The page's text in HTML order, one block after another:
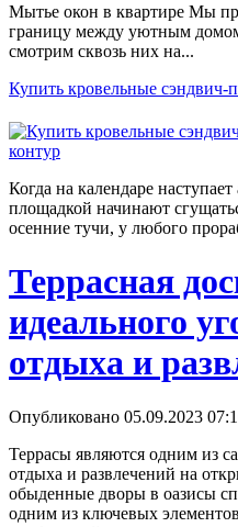
Мытье окон в квартире Мы
границу между уютным
смотрим сквозь них на...
Купить кровельные
Когда на календаре
площадкой начинают
осенние тучи, у любого
Террасная
идеального
отдыха и
Опубликовано 05.09.2023
Террасы являются одним из
отдыха и развлечений на
обыденные дворы в оазисы
одним из ключевых